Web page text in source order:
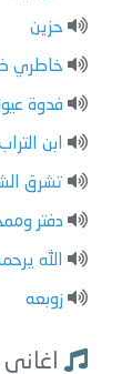
حزين
خاطري
فدوة
ابن
تشرق
دفتر
الله
زوبعه
اغاني